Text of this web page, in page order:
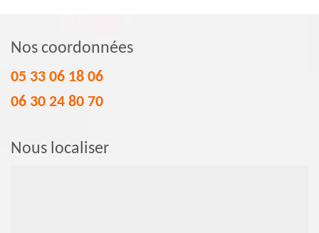
Nos coordonnées
05 33 06 18 06
06 30 24 80 70
Nous localiser